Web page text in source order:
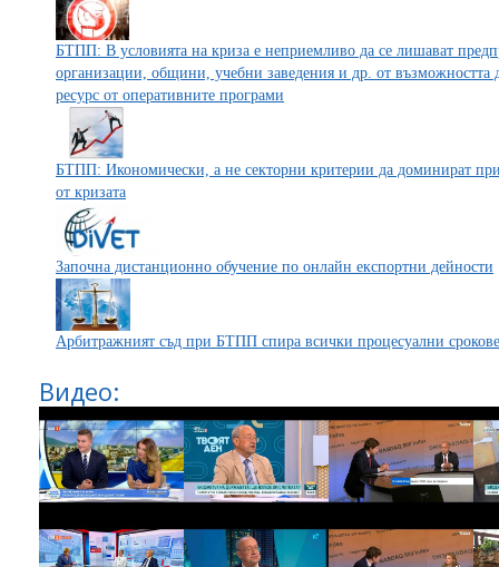
БТПП: В условията на криза е неприемливо да се лишават
организации, общини, учебни заведения и др. от възможността
ресурс от оперативните програми
БТПП: Икономически, а не секторни критерии да доминират при
от кризата
Започна дистанционно обучение по онлайн експортни дейности
Арбитражният съд при БТПП спира всички процесуални срокове
Видео: